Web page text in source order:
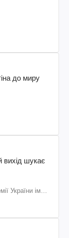
до миру
вихід шукає
України ім.